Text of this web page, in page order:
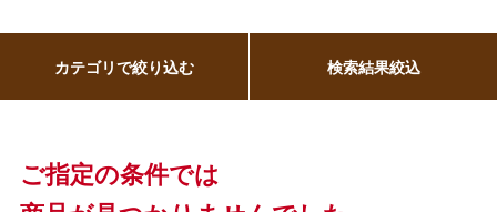
ご指定の条件では
カテゴリで絞り込む 検索結果絞込
フード＆スイーツ
ホーム＆インテリア
結婚内祝い
母の日